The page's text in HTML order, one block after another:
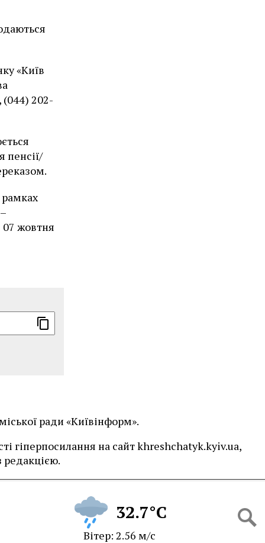
«Київ
(044) 202-
пенсії/
07 жовтня
ради «Київінформ».
гіперпосилання на сайт khreshchatyk.kyiv.ua,
32.7°C
Вітер: 2.56 м/с